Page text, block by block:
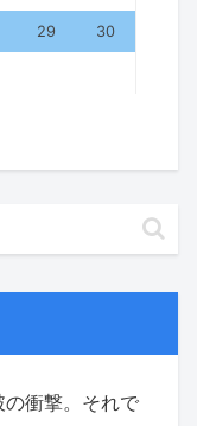
29 30
の衝撃。それで